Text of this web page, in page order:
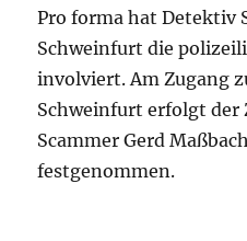
Pro forma hat Detektiv
Schweinfurt die
involviert. Am Zugang
Schweinfurt erfolgt der
Scammer Gerd
festgenommen.